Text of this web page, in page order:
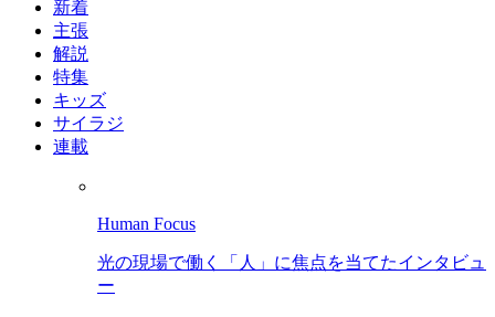
新着
主張
解説
特集
キッズ
サイラジ
連載
Human Focus
光の現場で働く「人」に焦点を当てたインタビュ
ー